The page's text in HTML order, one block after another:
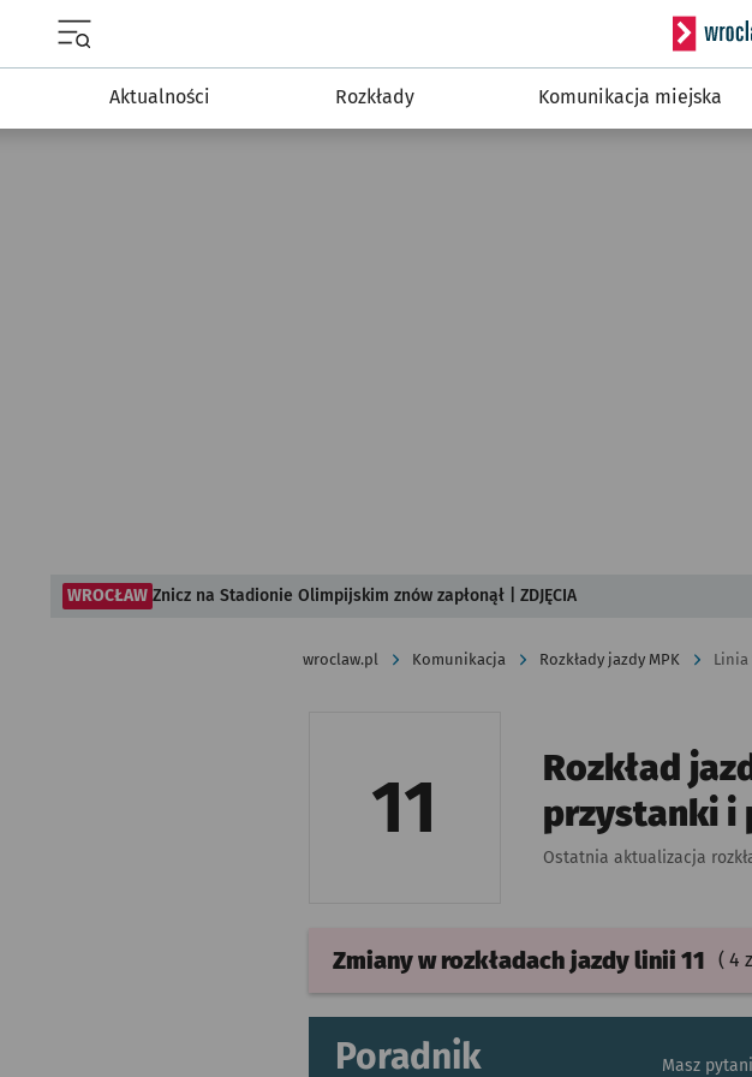
Serwis
Aktualności Rozkłady Komunikacja miejska
WROCŁAW Znicz na Stadionie Olimpijskim znów zapłonął | ZDJĘCIA
wroclaw.pl Komunikacja Rozkłady jazdy MPK Linia
11
Rozkład
przystanki i
Ostatnia aktualizacja
Zmiany w rozkładach jazdylinii 11 ( 4
Poradnik
Masz